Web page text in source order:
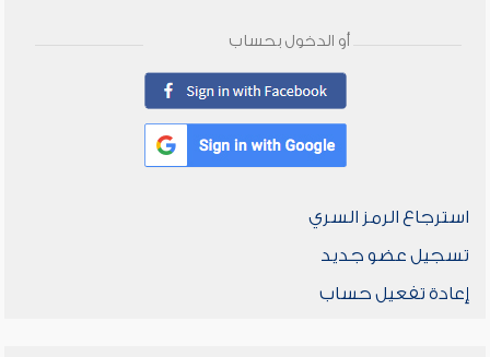
أو الدخول بحساب
استرجاع الرمز السري
تسجيل عضو جديد
إعادة تفعيل حساب